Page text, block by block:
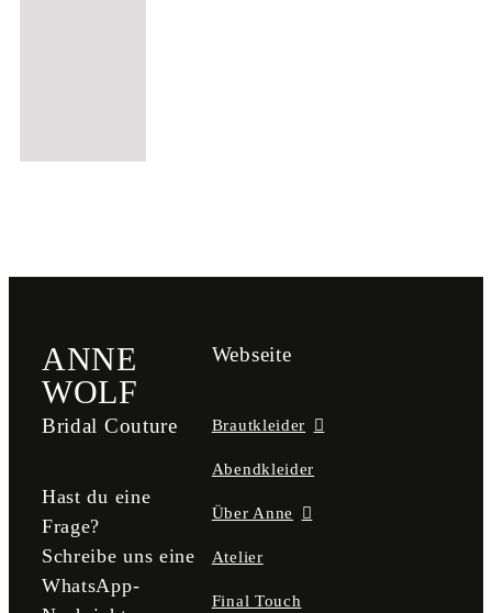
ANNE
WOLF
Bridal Couture
Hast du eine
Frage?
Schreibe uns eine
WhatsApp-
Webseite
Brautkleider
Abendkleider
Über Anne
Atelier
Final Touch